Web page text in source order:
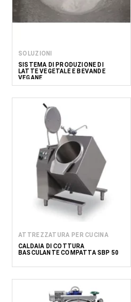
SOLUZIONI
SISTEMA DI PRODUZIONE DI
LATTE VEGETALE E BEVANDE
VEGANE
ATTREZZATURA PER CUCINA
CALDAIA DI COTTURA
BASCULANTE COMPATTA SBP 50